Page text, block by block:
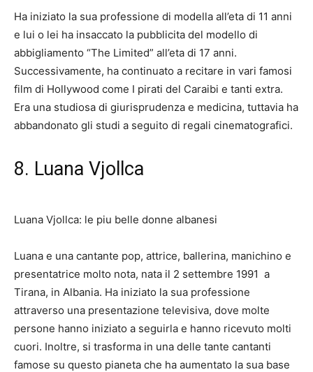
Ha iniziato la sua professione di modella all’eta di 11 anni
e lui o lei ha insaccato la pubblicita del modello di
abbigliamento “The Limited” all’eta di 17 anni.
Successivamente, ha continuato a recitare in vari famosi
film di Hollywood come I pirati del Caraibi e tanti extra.
Era una studiosa di giurisprudenza e medicina, tuttavia ha
abbandonato gli studi a seguito di regali cinematografici.
8. Luana Vjollca
Luana Vjollca: le piu belle donne albanesi
Luana e una cantante pop, attrice, ballerina, manichino e
presentatrice molto nota, nata il 2 settembre 1991 a
Tirana, in Albania. Ha iniziato la sua professione
attraverso una presentazione televisiva, dove molte
persone hanno iniziato a seguirla e hanno ricevuto molti
cuori. Inoltre, si trasforma in una delle tante cantanti
famose su questo pianeta che ha aumentato la sua base